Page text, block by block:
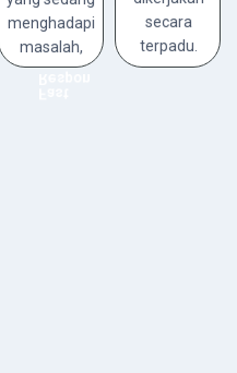
menghadapi
masalah,
Kami
akan
secara
terpadu.
Click